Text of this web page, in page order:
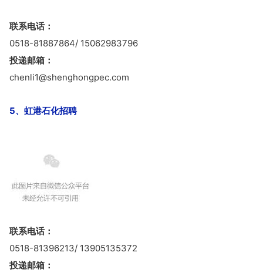
联系电话：
0518-81887864/ 15062983796
投递邮箱：
chenli1@shenghongpec.com
5、虹港石化招聘
联系电话：
0518-81396213/ 13905135372
投递邮箱：